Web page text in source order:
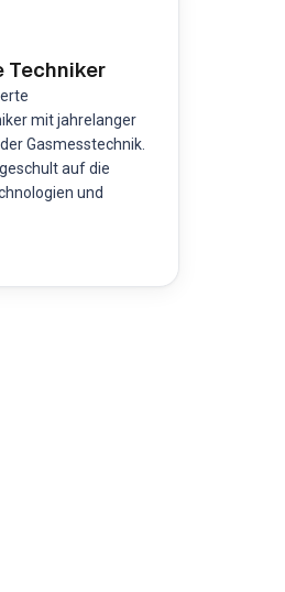
Techniker
mit jahrelanger
Gasmesstechnik.
auf die
und